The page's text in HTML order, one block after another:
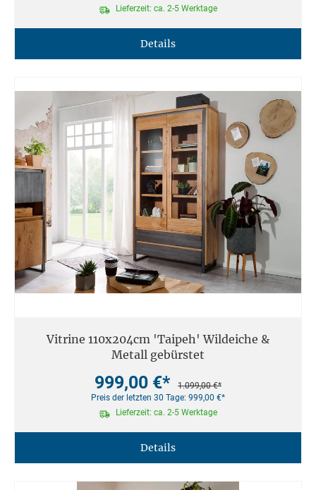
Lieferzeit: ca. 2-5 Werktage
Details
Vitrine 110x204cm 'Taipeh' Wildeiche &
Metall gebürstet
999,00 €*
1.099,00 €*
Preis der letzten 30 Tage: 999,00 €*
Lieferzeit: ca. 2-5 Werktage
Details